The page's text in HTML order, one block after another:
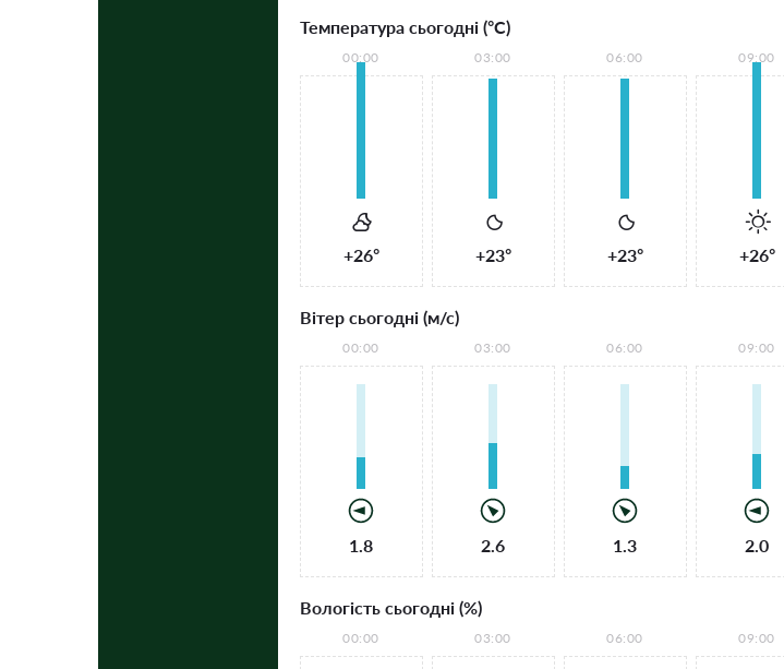
Температура сьогодні (°С)
00:00
+26°
03:00
+23°
06:00
+23°
09:00
+26°
Вітер сьогодні (м/с)
00:00
1.8
03:00
2.6
06:00
1.3
09:00
2.0
Вологість сьогодні (%)
00:00 03:00 06:00 09:00